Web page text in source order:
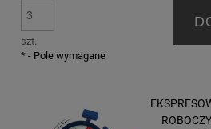
szt.
* - Pole wymagane